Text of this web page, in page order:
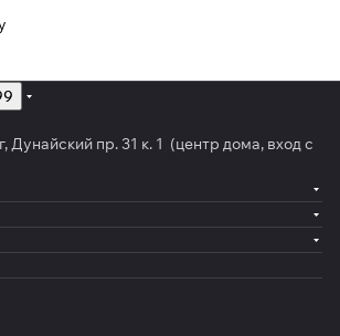
Дунайский пр. 31 к. 1 (центр дома, вход с